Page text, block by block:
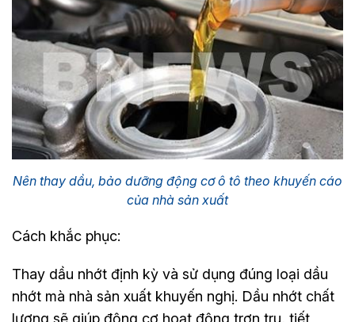
Nên thay dầu, bảo dưỡng động cơ ô tô theo khuyến cáo
của nhà sản xuất
Cách khắc phục:
Thay dầu nhớt định kỳ và sử dụng đúng loại dầu
nhớt mà nhà sản xuất khuyến nghị. Dầu nhớt chất
lượng sẽ giúp động cơ hoạt động trơn tru, tiết